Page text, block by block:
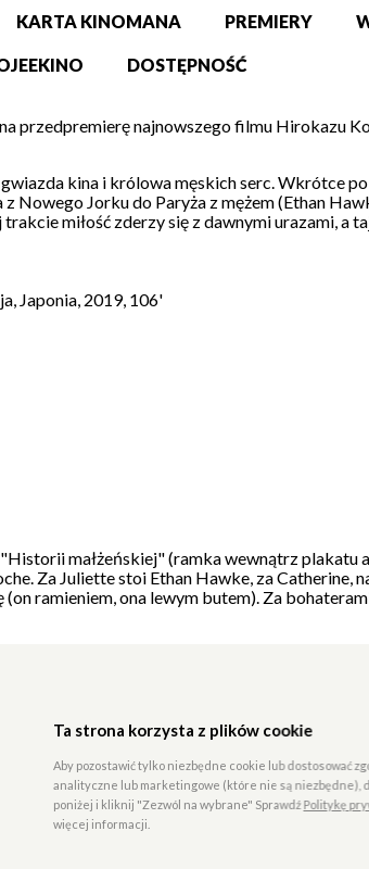
KARTA KINOMANA PREMIERY
DOSTĘPNOŚĆ
przedpremierę najnowszego filmu Hirokazu
kina i królowa męskich serc. Wkrótce
Nowego Jorku do Paryża z mężem (Ethan
miłość zderzy się z dawnymi urazami, a
Japonia, 2019, 106'
małżeńskiej" (ramka wewnątrz plakatu
Za Juliette stoi Ethan Hawke, za Catherine,
ramieniem, ona lewym butem). Za
Ta strona korzysta z plików cookie
Aby pozostawić tylko niezbędne cookie lub dostosować
analityczne lub marketingowe (które nie są niezbędne),
poniżej i kliknij "Zezwól na wybrane" Sprawdź Politykę
więcej informacji.